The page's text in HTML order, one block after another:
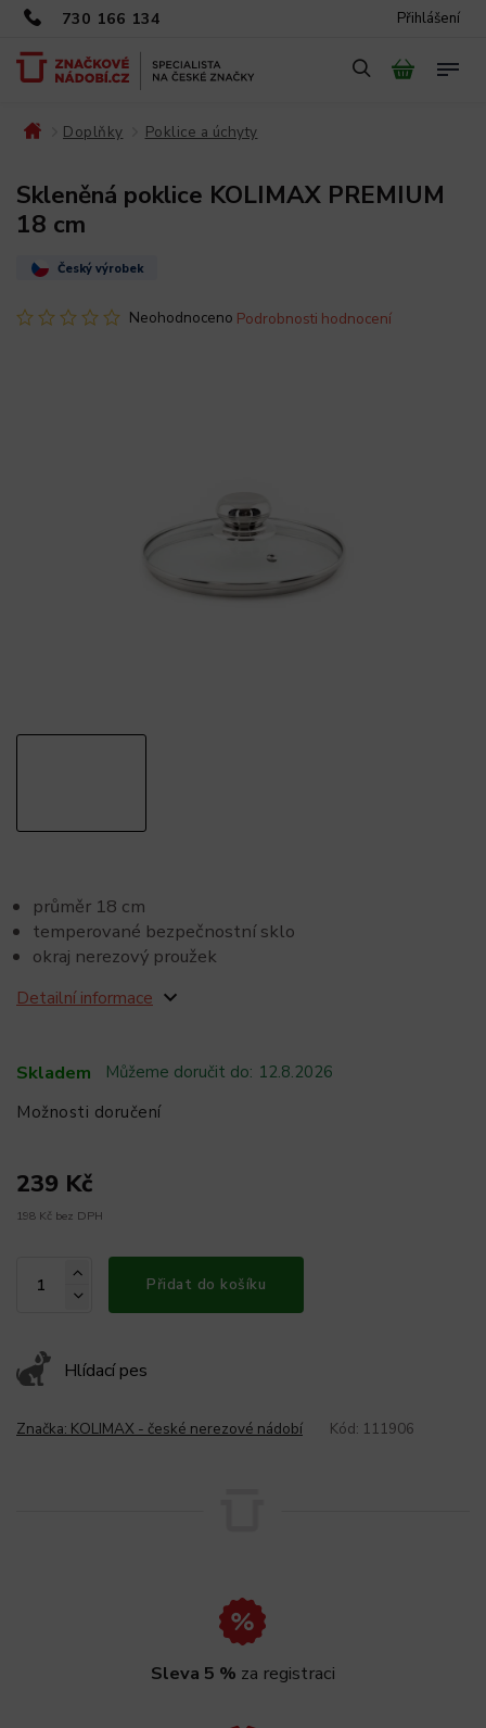
730 166 134 Přihlášení
Doplňky Poklice a úchyty
Skleněná poklice KOLIMAX PREMIUM
18 cm
Český výrobek
Neohodnoceno Podrobnosti hodnocení
Skladem Můžeme doručit do: 12.8.2026
Možnosti doručení
239 Kč
198 Kč bez DPH
Přidat do košíku
Hlídací pes
průměr 18 cm
temperované bezpečnostní sklo
okraj nerezový proužek
Detailní informace
Značka: KOLIMAX - české nerezové nádobí Kód: 111906
Sleva 5 % za registraci